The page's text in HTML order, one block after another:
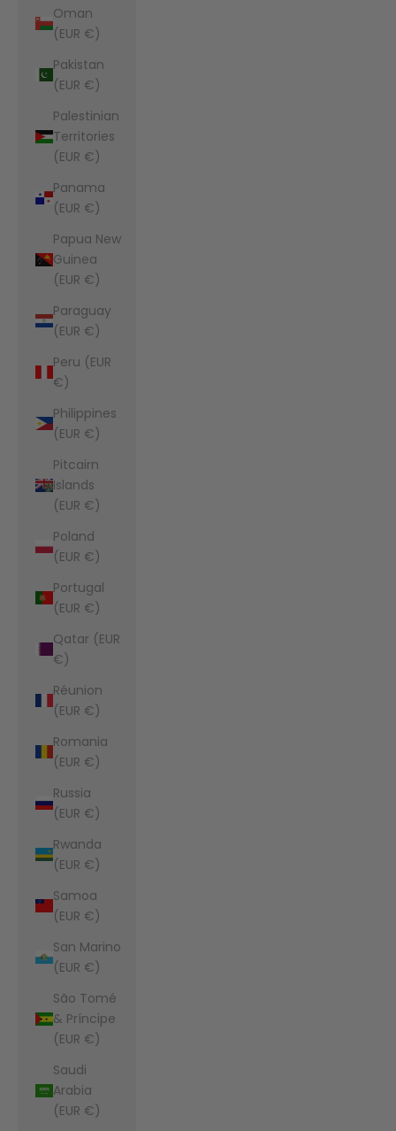
Oman
(EUR €)
Pakistan
(EUR €)
Palestinian
Territories
(EUR €)
Panama
(EUR €)
Papua New
Guinea
(EUR €)
Paraguay
(EUR €)
Peru (EUR
€)
Philippines
(EUR €)
Pitcairn
Islands
(EUR €)
Poland
(EUR €)
Portugal
(EUR €)
Qatar (EUR
€)
Réunion
(EUR €)
Romania
(EUR €)
Russia
(EUR €)
Rwanda
(EUR €)
Samoa
(EUR €)
San Marino
(EUR €)
São Tomé
& Príncipe
(EUR €)
Saudi
Arabia
(EUR €)